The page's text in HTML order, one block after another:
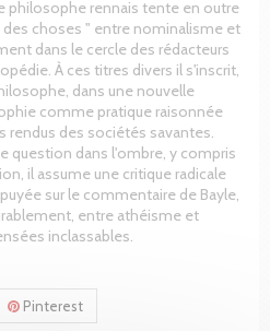
philosophe rennais tente en outre
des choses " entre nominalisme et
dans le cercle des rédacteurs
À ces titres divers il s'inscrit,
dans une nouvelle
comme pratique raisonnée
des sociétés savantes.
question dans l'ombre, y compris
il assume une critique radicale
sur le commentaire de Bayle,
entre athéisme et
inclassables.
Pinterest